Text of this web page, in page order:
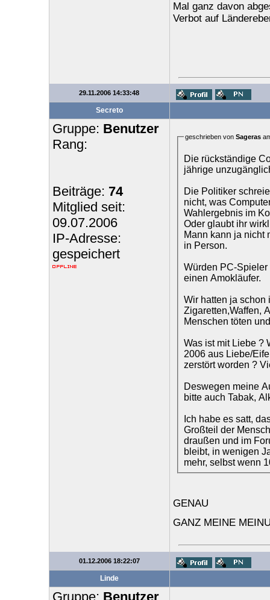
Mal ganz davon
Verbot auf
29.11.2006 14:33:48
Secreto
Gruppe: Benutzer
Rang:
Beiträge: 74
Mitglied seit:
09.07.2006
IP-Adresse:
gespeichert
geschrieben von Sageras
Die rückständige
jährige
Die Politiker
nicht, was
Wahlergebnis im
Oder glaubt ihr
Mann kann ja nicht
in Person.
Würden PC-Spieler
einen Amokläufer.
Wir hatten ja schon
Zigaretten,Waffen,
Menschen töten
Was ist mit Liebe ?
2006 aus Liebe/
zerstört worden ?
Deswegen meine
bitte auch Tabak,
Ich habe es satt,
Großteil der
draußen und im
bleibt, in wenigen
mehr, selbst wenn
GENAU
GANZ MEINE
01.12.2006 18:22:07
Linde
Gruppe: Benutzer